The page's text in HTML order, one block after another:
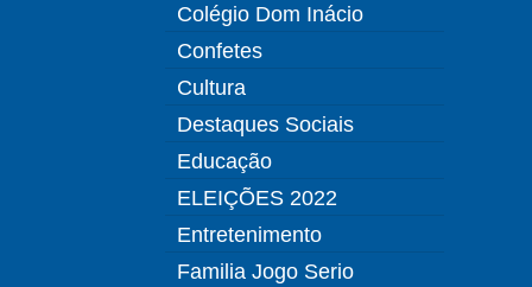
Colégio Dom Inácio
Confetes
Cultura
Destaques Sociais
Educação
ELEIÇÕES 2022
Entretenimento
Familia Jogo Serio